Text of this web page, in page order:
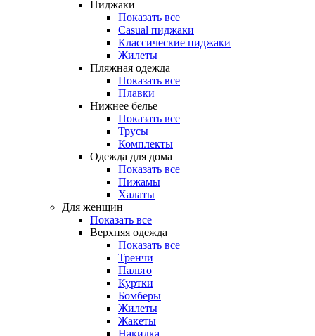
Пиджаки
Показать все
Casual пиджаки
Классические пиджаки
Жилеты
Пляжная одежда
Показать все
Плавки
Нижнее белье
Показать все
Трусы
Комплекты
Одежда для дома
Показать все
Пижамы
Халаты
Для женщин
Показать все
Верхняя одежда
Показать все
Тренчи
Пальто
Куртки
Бомберы
Жилеты
Жакеты
Накидка